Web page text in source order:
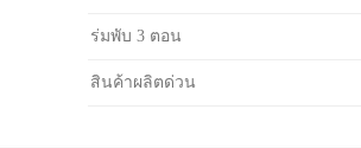
ร่มพับ 3 ตอน
สินค้าผลิตด่วน